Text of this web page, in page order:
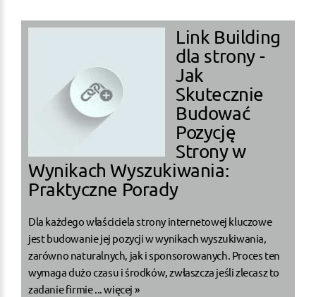
Link Building
dla strony -
Jak
Skutecznie
Budować
Pozycję
Strony w
Wynikach Wyszukiwania:
Praktyczne Porady
Dla każdego właściciela strony internetowej kluczowe
jest budowanie jej pozycji w wynikach wyszukiwania,
zarówno naturalnych, jak i sponsorowanych. Proces ten
wymaga dużo czasu i środków, zwłaszcza jeśli zlecasz to
zadanie firmie ...więcej »